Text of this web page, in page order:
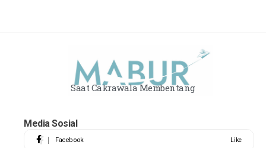
Saat Cakrawala Membentang
Media Sosial
Facebook Like